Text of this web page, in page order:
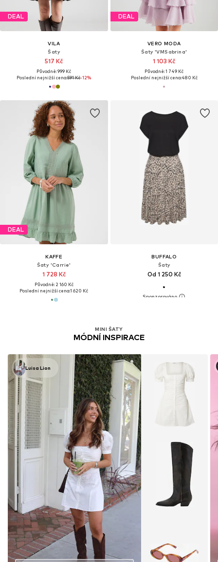
DEAL
VILA
Šaty
517 Kč
Původně: 999 Kč
Poslední nejnižší cena:591 Kč-12%
DEAL
VERO MODA
Šaty 'VMSabrina'
1 103 Kč
Původně: 1 749 Kč
Poslední nejnižší cena:480 Kč
DEAL
KAFFE
Šaty 'Carrie'
1 728 Kč
Původně: 2 160 Kč
Poslední nejnižší cena:1 620 Kč
BUFFALO
Šaty
Od 1 250 Kč
MINI ŠATY
MÓDNÍ INSPIRACE
Luisa Lion